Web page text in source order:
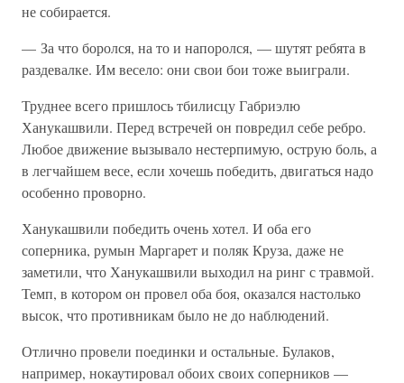
не собирается.
— За что боролся, на то и напоролся, — шутят ребята в
раздевалке. Им весело: они свои бои тоже выиграли.
Труднее всего пришлось тбилисцу Габриэлю
Ханукашвили. Перед встречей он повредил себе ребро.
Любое движение вызывало нестерпимую, острую боль, а
в легчайшем весе, если хочешь победить, двигаться надо
особенно проворно.
Ханукашвили победить очень хотел. И оба его
соперника, румын Маргарет и поляк Круза, даже не
заметили, что Ханукашвили выходил на ринг с травмой.
Темп, в котором он провел оба боя, оказался настолько
высок, что противникам было не до наблюдений.
Отлично провели поединки и остальные. Булаков,
например, нокаутировал обоих своих соперников —